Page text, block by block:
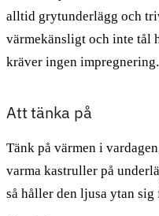
alltid grytunderlägg och
värmekänsligt och inte tål
kräver ingen impregnering.
Att tänka på
Tänk på värmen i
varma kastruller på
så håller den ljusa ytan sig